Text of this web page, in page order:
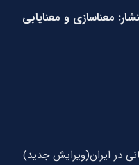
معناسازی و معنایابی
در ایران(ویرایش جدید)